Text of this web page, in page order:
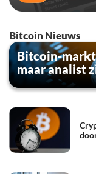
Bitcoin Nieuws
Bitcoin-markt
maar analist